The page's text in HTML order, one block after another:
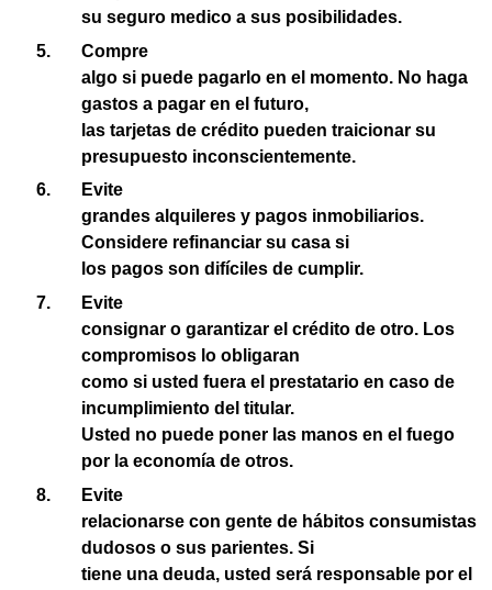
su seguro medico a sus posibilidades.
Compre
algo si puede pagarlo en el momento. No haga
gastos a pagar en el futuro,
las tarjetas de crédito pueden traicionar su
presupuesto inconscientemente.
Evite
grandes alquileres y pagos inmobiliarios.
Considere refinanciar su casa si
los pagos son difíciles de cumplir.
Evite
consignar o garantizar el crédito de otro. Los
compromisos lo obligaran
como si usted fuera el prestatario en caso de
incumplimiento del titular.
Usted no puede poner las manos en el fuego
por la economía de otros.
Evite
relacionarse con gente de hábitos consumistas
dudosos o sus parientes. Si
tiene una deuda, usted será responsable por el